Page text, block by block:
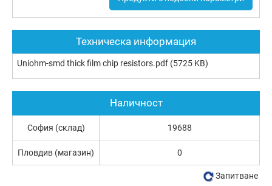
Техническа информация
Uniohm-smd thick film chip resistors.pdf (5725 KB)
Наличност
София (склад) 19688
Пловдив (магазин) 0
Запитване